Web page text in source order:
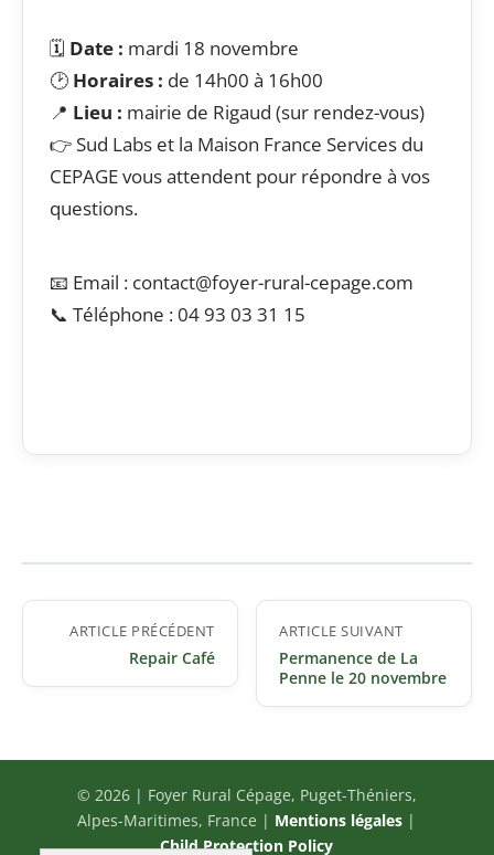
🗓️ Date : mardi 18 novembre
🕑 Horaires : de 14h00 à 16h00
📍 Lieu : mairie de Rigaud (sur rendez-vous)
👉 Sud Labs et la Maison France Services du
CEPAGE vous attendent pour répondre à vos
questions.
📧 Email : contact@foyer-rural-cepage.com
📞 Téléphone : 04 93 03 31 15
Navigation
l’article
ARTICLE PRÉCÉDENT
Repair Café
ARTICLE SUIVANT
Permanence de La
Penne le 20 novembre
© 2026 | Foyer Rural Cépage, Puget-Théniers,
Alpes-Maritimes, France | Mentions légales |
Child Protection Policy